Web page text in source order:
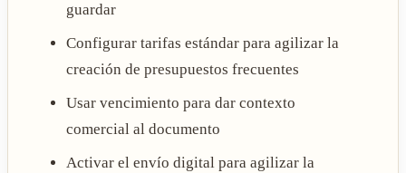
guardar
Configurar tarifas estándar para agilizar la
creación de presupuestos frecuentes
Usar vencimiento para dar contexto
comercial al documento
Activar el envío digital para agilizar la